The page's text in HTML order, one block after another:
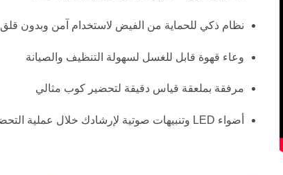
نظام ذكي للحماية من الفيض لاستخدام آمن وبدون قلق
وعاء قهوة قابل للغسل لسهولة التنظيف والصيانة
مرفقة بملعقة قياس دقيقة لتحضير كوب مثالي
أضواء LED وتنبيهات صوتية لإرشادك خلال عملية التحضير